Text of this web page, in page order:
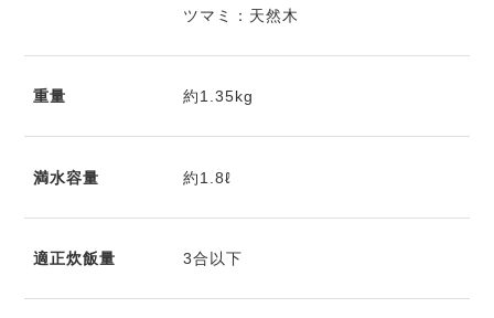
ツマミ：天然木
重量 約1.35kg
満水容量 約1.8ℓ
適正炊飯量 3合以下